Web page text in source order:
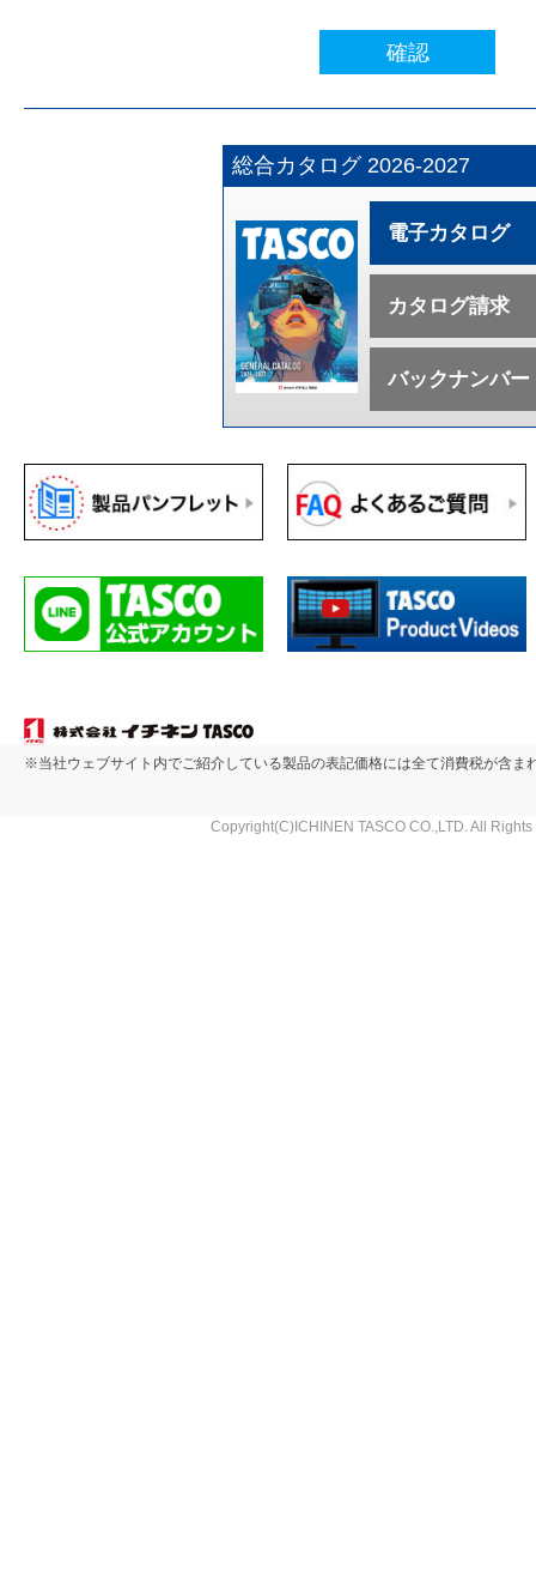
確認
総合カタログ 2026-2027
電子カタログ
カタログ請求
バックナンバー
※当社ウェブサイト内でご紹介している製品の表記価格には全て消費税が含ま
Copyright(C)ICHINEN TASCO CO.,LTD. All